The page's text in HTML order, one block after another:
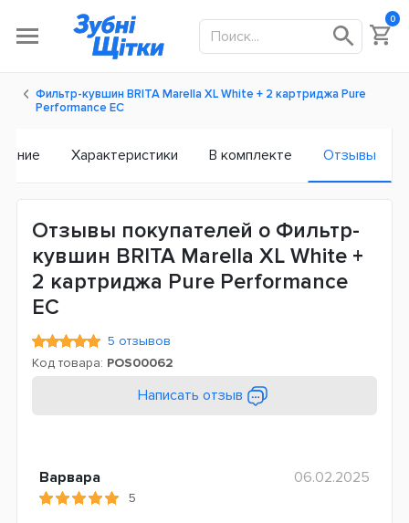
0
Фильтр-кувшин BRITA Marella XL White + 2 картриджа Pure
Performance ЕС
Характеристики В комплекте Отзывы
Отзывы покупателей о Фильтр-
кувшин BRITA Marella XL White +
2 картриджа Pure Performance
ЕС
5 отзывов
Код товара: POS00062
Написать отзыв
Варвара
5
06.02.2025